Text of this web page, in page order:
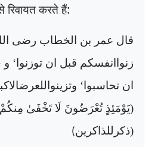
रिवायत करते हैं:
قال عمر بن الخطاب رضی
زنواانفسکم قبل ان توزنوا‘
ان تحاسبوا‘
(ذکرللذاکرین(